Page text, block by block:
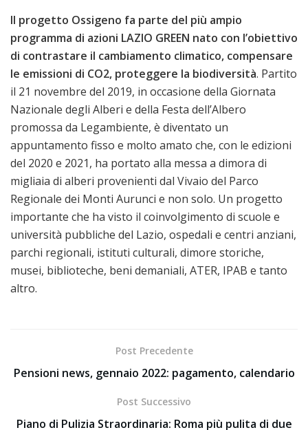
Il progetto Ossigeno fa parte del più ampio
programma di azioni LAZIO GREEN nato con l’obiettivo
di contrastare il cambiamento climatico, compensare
le emissioni di CO2, proteggere la biodiversità. Partito
il 21 novembre del 2019, in occasione della Giornata
Nazionale degli Alberi e della Festa dell’Albero
promossa da Legambiente, è diventato un
appuntamento fisso e molto amato che, con le edizioni
del 2020 e 2021, ha portato alla messa a dimora di
migliaia di alberi provenienti dal Vivaio del Parco
Regionale dei Monti Aurunci e non solo. Un progetto
importante che ha visto il coinvolgimento di scuole e
università pubbliche del Lazio, ospedali e centri anziani,
parchi regionali, istituti culturali, dimore storiche,
musei, biblioteche, beni demaniali, ATER, IPAB e tanto
altro.
Post Precedente
Pensioni news, gennaio 2022: pagamento, calendario
Post Successivo
Piano di Pulizia Straordinaria: Roma più pulita di due